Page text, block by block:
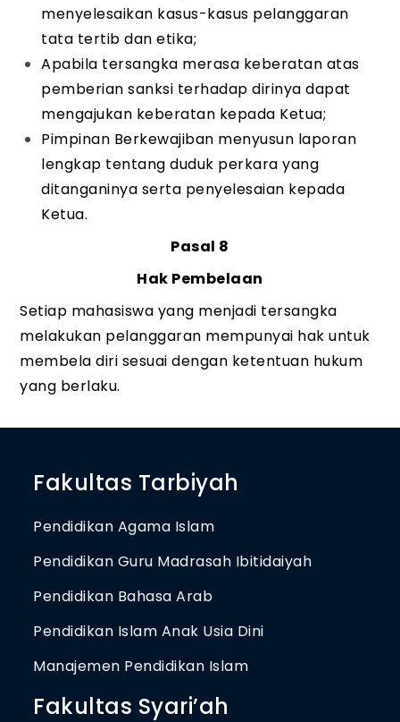
menyelesaikan kasus-kasus pelanggaran
tata tertib dan etika;
Apabila tersangka merasa keberatan atas
pemberian sanksi terhadap dirinya dapat
mengajukan keberatan kepada Ketua;
Pimpinan Berkewajiban menyusun laporan
lengkap tentang duduk perkara yang
ditanganinya serta penyelesaian kepada
Ketua.
Pasal 8
Hak Pembelaan
Setiap mahasiswa yang menjadi tersangka
melakukan pelanggaran mempunyai hak untuk
membela diri sesuai dengan ketentuan hukum
yang berlaku.
Fakultas Tarbiyah
Pendidikan Agama Islam
Pendidikan Guru Madrasah Ibitidaiyah
Pendidikan Bahasa Arab
Pendidikan Islam Anak Usia Dini
Manajemen Pendidikan Islam
Fakultas Syari’ah